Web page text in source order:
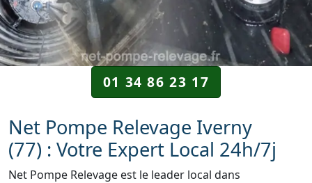
01 34 86 23 17
Net Pompe Relevage Iverny
(77) : Votre Expert Local 24h/7j
Net Pompe Relevage est le leader local dans